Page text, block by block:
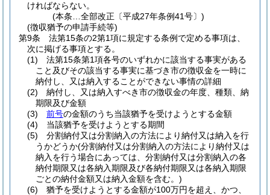
ければならない。
(本条…全部改正〔平成27年条例41号〕)
(徴収猶予の申請手続等)
第9条
法第15条の2第1項に規定する条例で定める事項は、
次に掲げる事項とする。
(1)
法第15条第1項各号のいずれかに該当する事実がある
こと及びその該当する事実に基づき市の徴収金を一時に
納付し、又は納入することができない事情の詳細
(2)
納付し、又は納入すべき市の徴収金の年度、種類、納
期限及び金額
(3)
前号の金額のうち当該猶予を受けようとする金額
(4)
当該猶予を受けようとする期間
(5)
分割納付又は分割納入の方法により納付又は納入を行
うかどうか(分割納付又は分割納入の方法により納付又は
納入を行う場合にあっては、分割納付又は分割納入の各
納付期限又は各納入期限及び各納付期限又は各納入期限
ごとの納付金額又は納入金額を含む。)
(6)
猶予を受けようとする金額が100万円を超え、かつ、